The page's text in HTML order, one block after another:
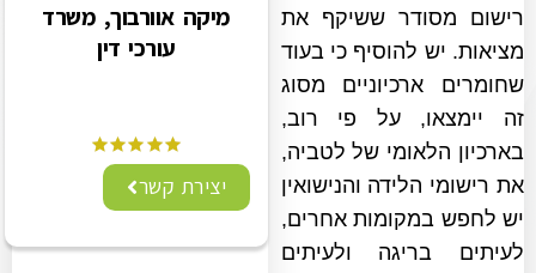
רישום מסודר ששיקף את
מציאות. יש להוסיף כי בעוד
שחומרים ארכיוניים מסוג
זה יימצאו, על פי רוב,
בארכיון הלאומי של לטביה,
את רישומי הלידה והנישואין
יש לחפש במקומות אחרים,
לעיתים בריגה ולעיתים
מיקה אוורבוך, משרד
עורכי דין
יצירת קשר